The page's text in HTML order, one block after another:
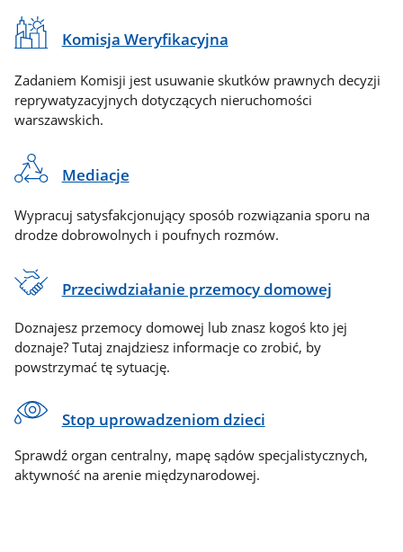
Komisja Weryfikacyjna
Zadaniem Komisji jest usuwanie skutków prawnych decyzji
reprywatyzacyjnych dotyczących nieruchomości
warszawskich.
Mediacje
Wypracuj satysfakcjonujący sposób rozwiązania sporu na
drodze dobrowolnych i poufnych rozmów.
Przeciwdziałanie przemocy domowej
Doznajesz przemocy domowej lub znasz kogoś kto jej
doznaje? Tutaj znajdziesz informacje co zrobić, by
powstrzymać tę sytuację.
Stop uprowadzeniom dzieci
Sprawdź organ centralny, mapę sądów specjalistycznych,
aktywność na arenie międzynarodowej.